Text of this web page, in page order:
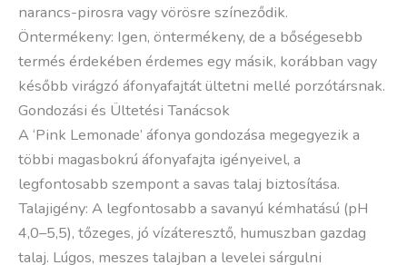
narancs-pirosra vagy vörösre színeződik.
Öntermékeny: Igen, öntermékeny, de a bőségesebb
termés érdekében érdemes egy másik, korábban vagy
később virágzó áfonyafajtát ültetni mellé porzótársnak.
Gondozási és Ültetési Tanácsok
A ‘Pink Lemonade’ áfonya gondozása megegyezik a
többi magasbokrú áfonyafajta igényeivel, a
legfontosabb szempont a savas talaj biztosítása.
Talajigény: A legfontosabb a savanyú kémhatású (pH
4,0–5,5), tőzeges, jó vízáteresztő, humuszban gazdag
talaj. Lúgos, meszes talajban a levelei sárgulni